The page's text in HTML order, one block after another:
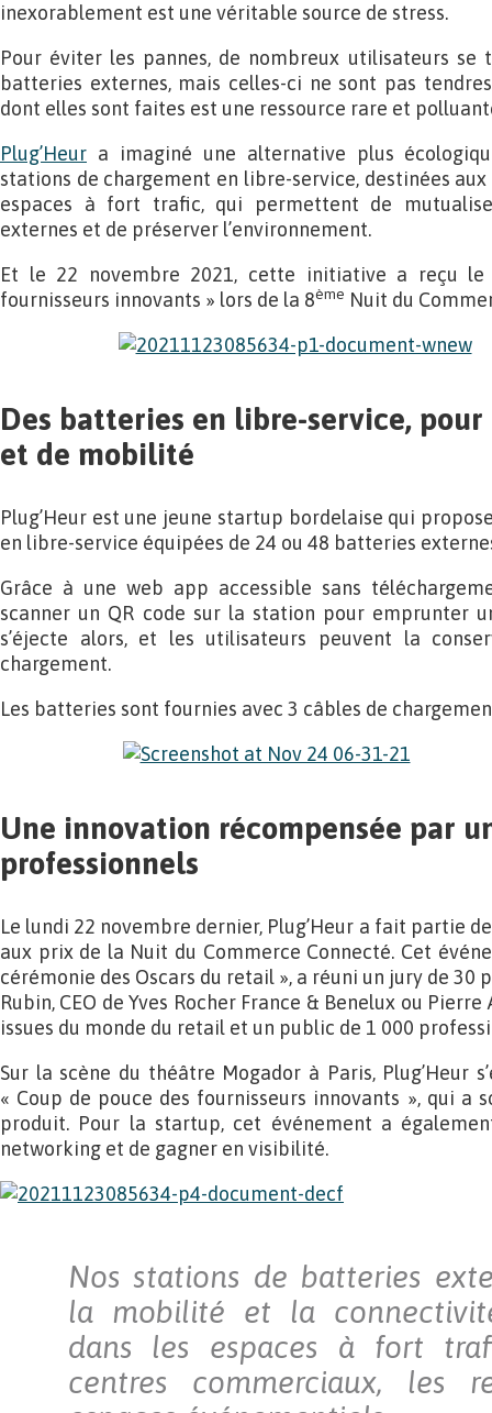
inexorablement est une véritable source de stress.
Pour éviter les pannes, de nombreux utilisateurs se
batteries externes, mais celles-ci ne sont pas
dont elles sont faites est une ressource rare et
Plug’Heur a imaginé une alternative plus
stations de chargement en libre-service, destinées
espaces à fort trafic, qui permettent de
externes et de préserver l’environnement.
Et le 22 novembre 2021, cette initiative a reçu
fournisseurs innovants » lors de la 8ème Nuit du
Des batteries en libre-service,
et de mobilité
Plug’Heur est une jeune startup bordelaise qui
en libre-service équipées de 24 ou 48 batteries
Grâce à une web app accessible sans
scanner un QR code sur la station pour emprunter
s’éjecte alors, et les utilisateurs peuvent la
chargement.
Les batteries sont fournies avec 3 câbles de
Une innovation récompensée par
professionnels
Le lundi 22 novembre dernier, Plug’Heur a fait partie
aux prix de la Nuit du Commerce Connecté. Cet
cérémonie des Oscars du retail », a réuni un jury de 30
Rubin, CEO de Yves Rocher France & Benelux ou
issues du monde du retail et un public de 1 000
Sur la scène du théâtre Mogador à Paris, Plug’Heur
« Coup de pouce des fournisseurs innovants », qui a
produit. Pour la startup, cet événement a
networking et de gagner en visibilité.
Nos stations de batteries
la mobilité et la
dans les espaces à fort
centres commerciaux, les